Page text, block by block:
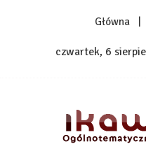
Główna
czwartek, 6